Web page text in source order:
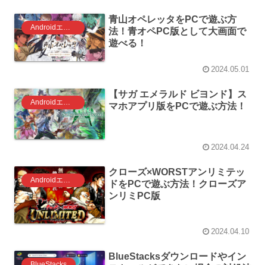
Androidエミュレータ ゲーム
青山オペレッタをPCで遊ぶ方
法！青オペPC版として大画面で
遊べる！
2024.05.01
Androidエミュレータ ゲーム
【サガ エメラルド ビヨンド】ス
マホアプリ版をPCで遊ぶ方法！
2024.04.24
Androidエミュレータ ゲーム
クローズ×WORSTアンリミテッ
ドをPCで遊ぶ方法！クローズア
ンリミPC版
2024.04.10
BlueStacksダウンロードやイン